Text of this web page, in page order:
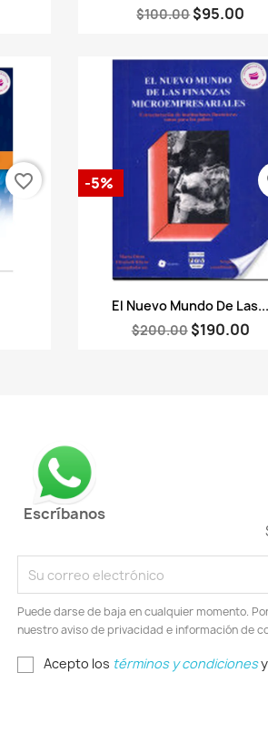
$100.00$95.00
favorite_border
Vista rápida
El Nuevo Mundo De Las...
$200.00 $190.00
-5%
Escríbanos
Puede darse de baja en cualquier momento.
nuestro aviso de privacidad e información de
Acepto los términos y condiciones